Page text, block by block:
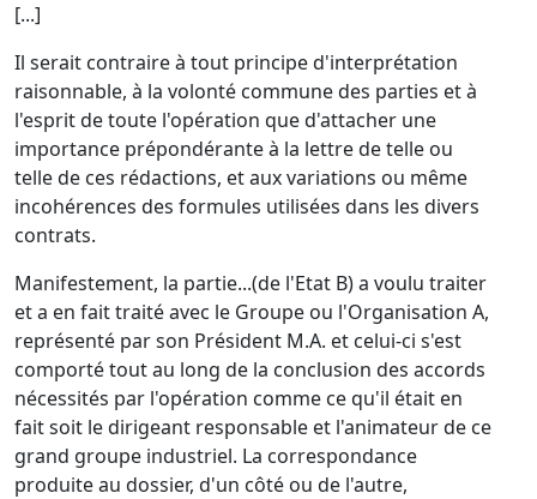
[...]
Il serait contraire à tout principe d'interprétation
raisonnable, à la volonté commune des parties et à
l'esprit de toute l'opération que d'attacher une
importance prépondérante à la lettre de telle ou
telle de ces rédactions, et aux variations ou même
incohérences des formules utilisées dans les divers
contrats.
Manifestement, la partie...(de l'Etat B) a voulu traiter
et a en fait traité avec le Groupe ou l'Organisation A,
représenté par son Président M.A. et celui-ci s'est
comporté tout au long de la conclusion des accords
nécessités par l'opération comme ce qu'il était en
fait soit le dirigeant responsable et l'animateur de ce
grand groupe industriel. La correspondance
produite au dossier, d'un côté ou de l'autre,